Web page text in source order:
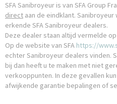
SFA Sanibroyeur is van SFA Group
direct aan de eindklant.
erkende SFA Sanibroyeur dealers.
Deze dealer staan altijd vermelde
Op de website van SFA https://
echter Sanibroyeur dealers vinden.
bij dan heeft u te maken met niet
verkooppunten. In deze gevallen
afwijkende garantie bepalingen of